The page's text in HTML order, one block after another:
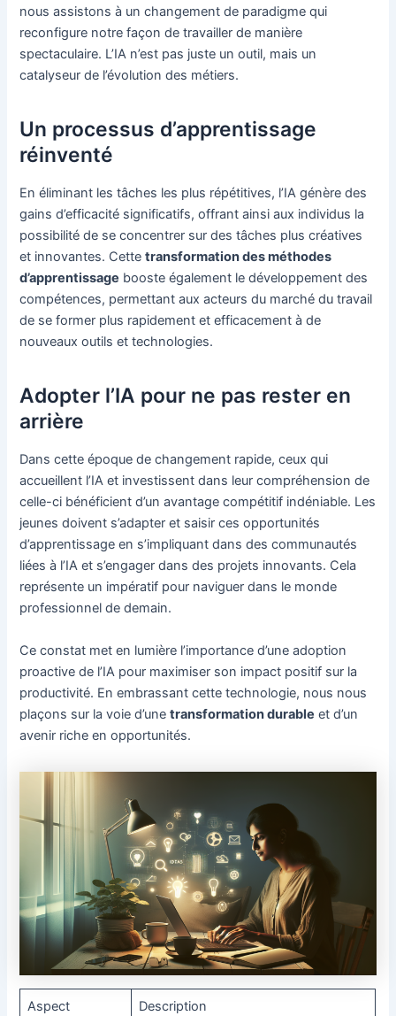
nous assistons à un changement de paradigme qui
reconfigure notre façon de travailler de manière
spectaculaire. L’IA n’est pas juste un outil, mais un
catalyseur de l’évolution des métiers.
Un processus d’apprentissage
réinventé
En éliminant les tâches les plus répétitives, l’IA génère des
gains d’efficacité significatifs, offrant ainsi aux individus la
possibilité de se concentrer sur des tâches plus créatives
et innovantes. Cettetransformation des méthodes
d’apprentissage booste également le développement des
compétences, permettant aux acteurs du marché du travail
de se former plus rapidement et efficacement à de
nouveaux outils et technologies.
Adopter l’IA pour ne pas rester en
arrière
Dans cette époque de changement rapide, ceux qui
accueillent l’IA et investissent dans leur compréhension de
celle-ci bénéficient d’un avantage compétitif indéniable. Les
jeunes doivent s’adapter et saisir ces opportunités
d’apprentissage en s’impliquant dans des communautés
liées à l’IA et s’engager dans des projets innovants. Cela
représente un impératif pour naviguer dans le monde
professionnel de demain.
Ce constat met en lumière l’importance d’une adoption
proactive de l’IA pour maximiser son impact positif sur la
productivité. En embrassant cette technologie, nous nous
plaçons sur la voie d’unetransformation durable et d’un
avenir riche en opportunités.
Aspect Description